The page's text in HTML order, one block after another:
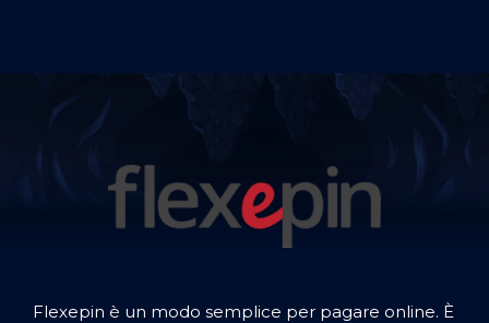
Flexepin è un modo semplice per pagare online. È